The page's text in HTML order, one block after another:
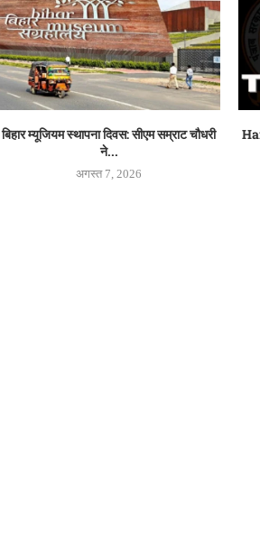
बिहार म्यूजियम स्थापना दिवस: सीएम सम्राट चौधरी
ने...
अगस्त 7, 2026